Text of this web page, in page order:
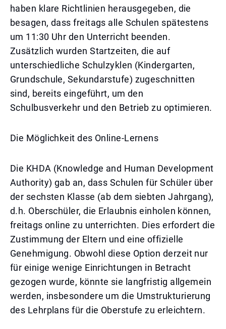
haben klare Richtlinien herausgegeben, die
besagen, dass freitags alle Schulen spätestens
um 11:30 Uhr den Unterricht beenden.
Zusätzlich wurden Startzeiten, die auf
unterschiedliche Schulzyklen (Kindergarten,
Grundschule, Sekundarstufe) zugeschnitten
sind, bereits eingeführt, um den
Schulbusverkehr und den Betrieb zu optimieren.
Die Möglichkeit des Online-Lernens
Die KHDA (Knowledge and Human Development
Authority) gab an, dass Schulen für Schüler über
der sechsten Klasse (ab dem siebten Jahrgang),
d.h. Oberschüler, die Erlaubnis einholen können,
freitags online zu unterrichten. Dies erfordert die
Zustimmung der Eltern und eine offizielle
Genehmigung. Obwohl diese Option derzeit nur
für einige wenige Einrichtungen in Betracht
gezogen wurde, könnte sie langfristig allgemein
werden, insbesondere um die Umstrukturierung
des Lehrplans für die Oberstufe zu erleichtern.